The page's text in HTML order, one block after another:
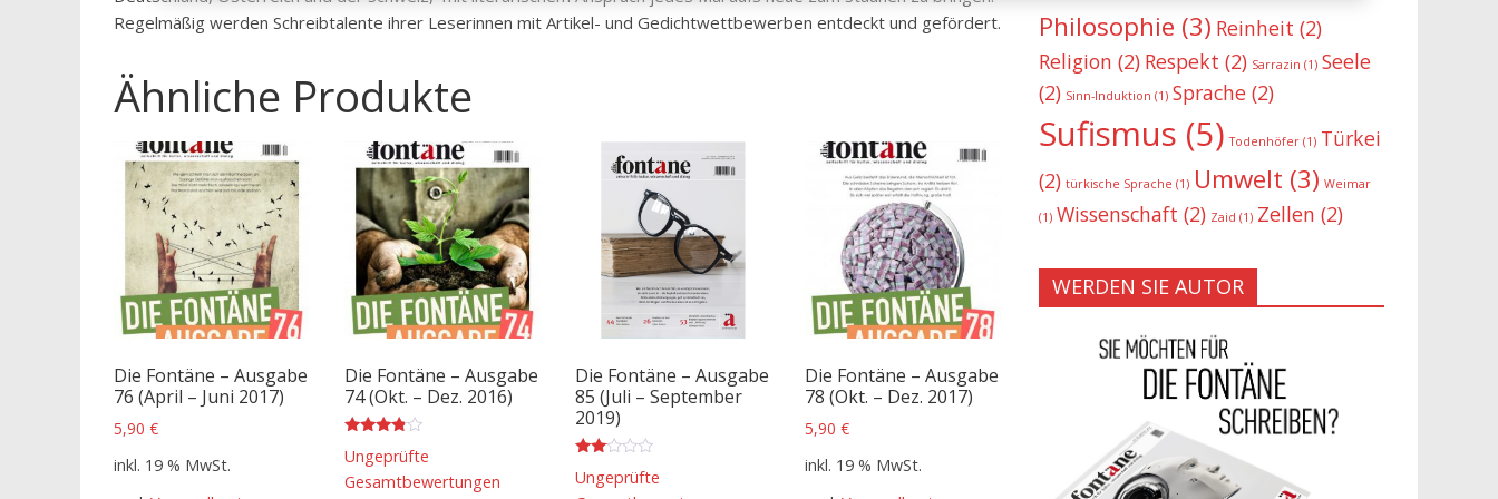
Regelmäßig werden Schreibtalente ihrer Leserinnen mit Artikel- und Gedichtwettbewerben entdeckt und gefördert.
Ähnliche Produkte
Die Fontäne – Ausgabe
76 (April – Juni 2017)
5,90 €
inkl. 19 % MwSt.
Die Fontäne – Ausgabe
74 (Okt. – Dez. 2016)
mit
3.67
von 5
Ungeprüfte
Gesamtbewertungen
Die Fontäne – Ausgabe
85 (Juli – September
2019)
ertet
mit
Ungeprüfte
Die Fontäne – Ausgabe
78 (Okt. – Dez. 2017)
5,90€
inkl. 19 % MwSt.
Philosophie (3) Reinheit (2)
Religion (2) Respekt (2) Sarrazin (1) Seele
(2) Sinn-Induktion (1) Sprache (2)
Sufismus (5) Todenhöfer (1) Türkei
(2) türkische Sprache (1) Umwelt (3) Weimar
(1) Wissenschaft (2) Zaid (1) Zellen (2)
WERDEN SIE AUTOR